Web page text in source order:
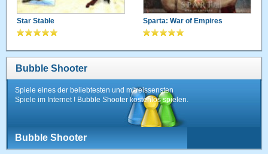
Star Stable Sparta: War of Empires
Bubble Shooter
Spiele eines der beliebtesten und mitreissensten
Spiele im Internet ! Bubble Shooter kostenlos spielen.
Bubble Shooter